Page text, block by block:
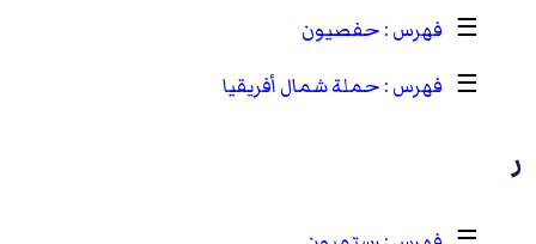
☰
حفصيون
☰
حملة شمال أفريقيا
ر